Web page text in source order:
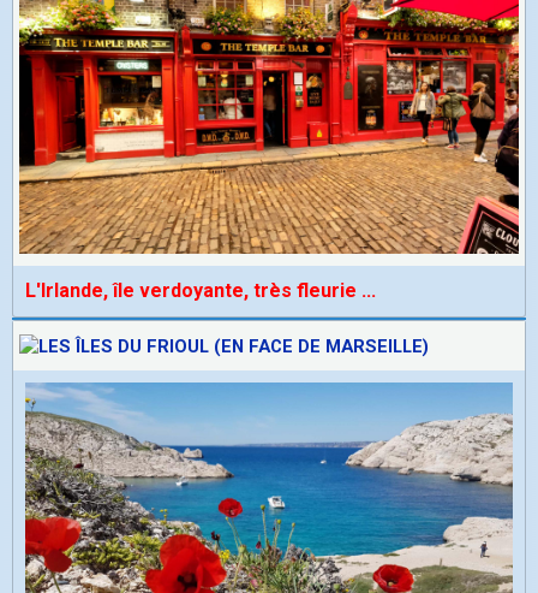
L'Irlande, île verdoyante, très fleurie ...